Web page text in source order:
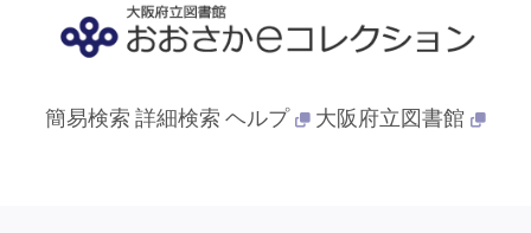
簡易検索 詳細検索 ヘルプ 大阪府立図書館